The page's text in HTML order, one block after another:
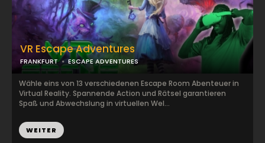
VR Escape Adventures
FRANKFURT ESCAPE ADVENTURES
Wähle eins von 13 verschiedenen Escape Room Abenteuer in
Virtual Reality. Spannende Action und Rätsel garantieren
Spaß und Abwechslung in virtuellen Wel...
WEITER